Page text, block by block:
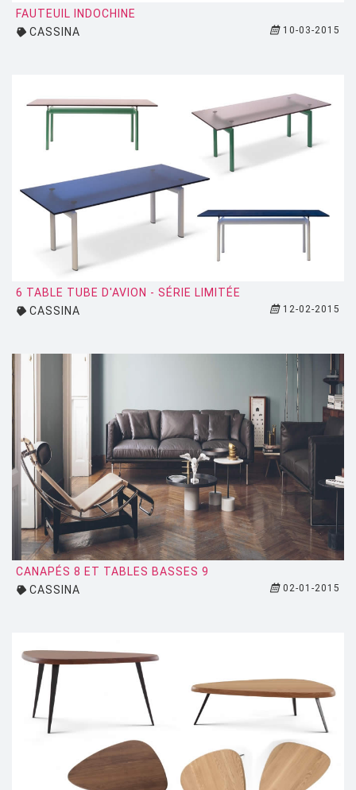
MOOG DESIGN
MUUTO
NEMO
NOTRE MONDE
NUOVEFORME
OPINION CIATTI
PETITE FRITURE
QUARTZ DESIGN
QUARTZ MOBILIER CONTEMPORAIN
REMEMBER
RIVA
SAMMODE
SELETTI
SENTOU
SKITSCH
SLIDE
TALENTI
TOM DIXON
FAUTEUIL INDOCHINE
CASSINA
10-03-2015
6 TABLE TUBE D'AVION - SÉRIE LIMITÉE
CASSINA
12-02-2015
CANAPÉS 8 ET TABLES BASSES 9
CASSINA
02-01-2015